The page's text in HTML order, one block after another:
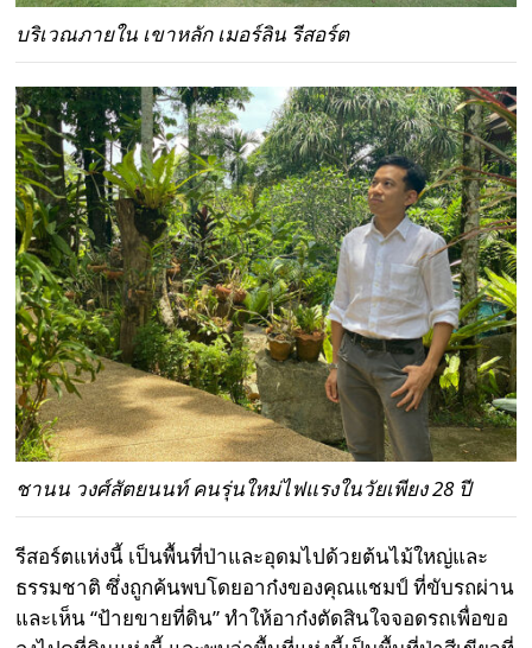
บริเวณภายใน เขาหลัก เมอร์ลิน รีสอร์ต
ชานน วงศ์สัตยนนท์ คนรุ่นใหม่ไฟแรงในวัยเพียง 28 ปี
รีสอร์ตแห่งนี้ เป็นพื้นที่ป่าและอุดมไปด้วยต้นไม้ใหญ่และ
ธรรมชาติ ซึ่งถูกค้นพบโดยอาก๋งของคุณแชมป์ ที่ขับรถผ่าน
และเห็น “ป้ายขายที่ดิน” ทำให้อาก๋งตัดสินใจจอดรถเพื่อขอ